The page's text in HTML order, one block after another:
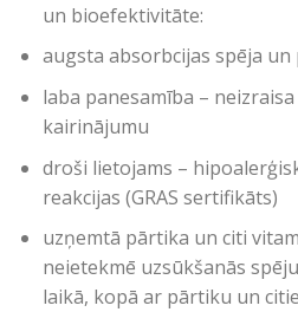
un bioefektivitāte:
augsta absorbcijas spēja
laba panesamība –
kairinājumu
droši lietojams –
reakcijas (GRAS sertifikāts)
uzņemtā pārtika un citi
neietekmē uzsūkšanās
laikā, kopā ar pārtiku un